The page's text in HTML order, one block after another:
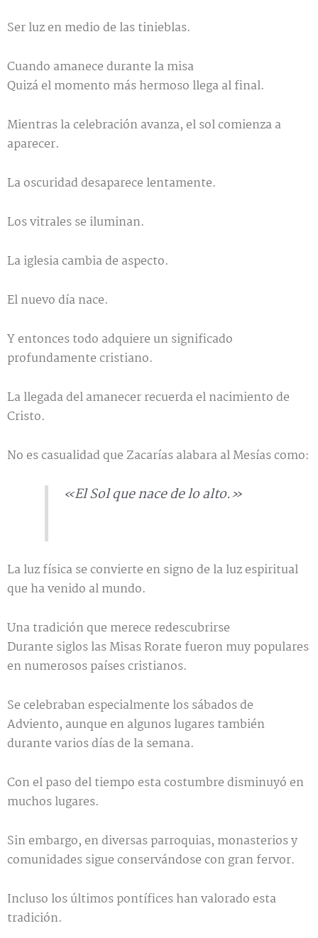
Ser luz en medio de las tinieblas.
Cuando amanece durante la misa
Quizá el momento más hermoso llega al final.
Mientras la celebración avanza, el sol comienza a
aparecer.
La oscuridad desaparece lentamente.
Los vitrales se iluminan.
La iglesia cambia de aspecto.
El nuevo día nace.
Y entonces todo adquiere un significado
profundamente cristiano.
La llegada del amanecer recuerda el nacimiento de
Cristo.
No es casualidad que Zacarías alabara al Mesías como:
«El Sol que nace de lo alto.»
La luz física se convierte en signo de la luz espiritual
que ha venido al mundo.
Una tradición que merece redescubrirse
Durante siglos las Misas Rorate fueron muy populares
en numerosos países cristianos.
Se celebraban especialmente los sábados de
Adviento, aunque en algunos lugares también
durante varios días de la semana.
Con el paso del tiempo esta costumbre disminuyó en
muchos lugares.
Sin embargo, en diversas parroquias, monasterios y
comunidades sigue conservándose con gran fervor.
Incluso los últimos pontífices han valorado esta
tradición.